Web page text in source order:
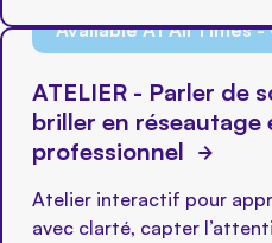
Available At All Times -
ATELIER - Parler de
briller en réseautage
professionnel
Atelier interactif pour
avec clarté, capter